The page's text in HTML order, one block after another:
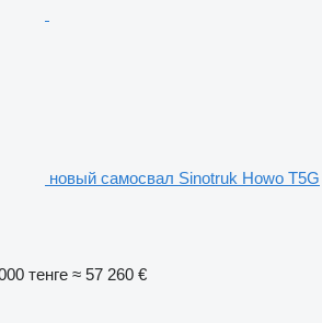
новый самосвал Sinotruk Howo T5G
тенге ≈ 57 260 €